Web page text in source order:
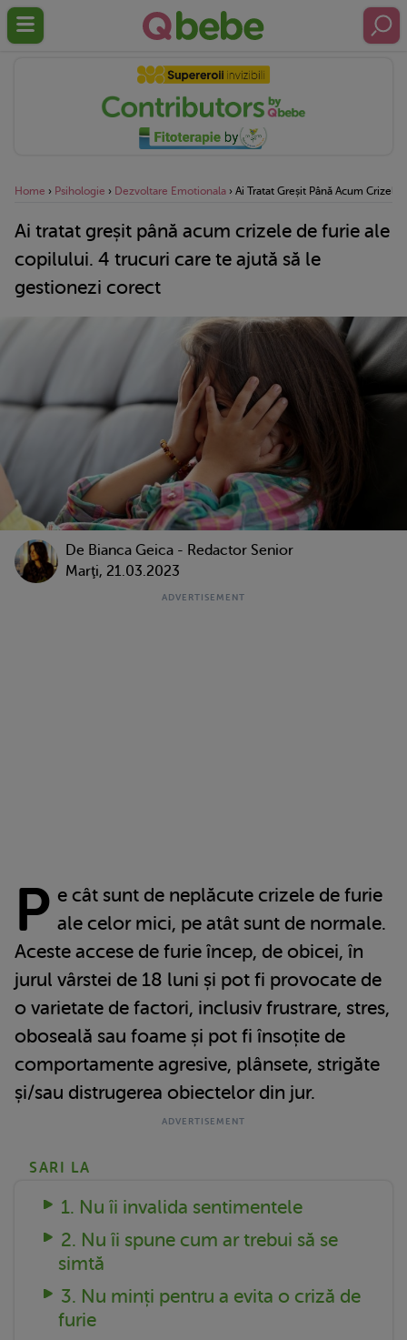
Home › Psihologie › Dezvoltare Emotionala › Ai Tratat Greșit Până Acum
Ai tratat greșit până acum crizele de furie ale
copilului. 4 trucuri care te ajută să le
gestionezi corect
De Bianca Geica - Redactor Senior
Marţi, 21.03.2023
P e cât sunt de neplăcute crizele de furie
ale celor mici, pe atât sunt de normale.
Aceste accese de furie încep, de obicei, în
jurul vârstei de 18 luni și pot fi provocate de
o varietate de factori, inclusiv frustrare, stres,
oboseală sau foame și pot fi însoțite de
comportamente agresive, plânsete, strigăte
și/sau distrugerea obiectelor din jur.
SARI LA
1. Nu îi invalida sentimentele
2. Nu îi spune cum ar trebui să se
simtă
3. Nu minți pentru a evita o criză de
furie